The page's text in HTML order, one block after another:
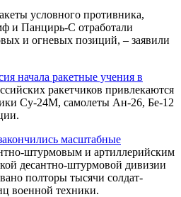
условного противника,
и Панцирь-С отработали
и огневых позиций, – заявили
начала ракетные учения в
ракетчиков привлекаются
Су-24М, самолеты Ан-26, Бе-12
масштабные
штурмовым и артиллерийским
десантно-штурмовой дивизии
полторы тысячи солдат-
военной техники.